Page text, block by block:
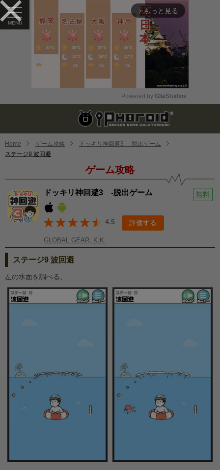
arrow_forward_ios もっと見る
Mute
Powered by GliaStudios
Home ゲーム攻略
ドッキリ神回避3 -脱出ゲーム
ステージ9 波回避
ゲーム攻略
ドッキリ神回避3 -脱出ゲーム 無料
4.5 評価する
GLOBAL GEAR, K.K.
ステージ9 波回避
左の水面を調べる。